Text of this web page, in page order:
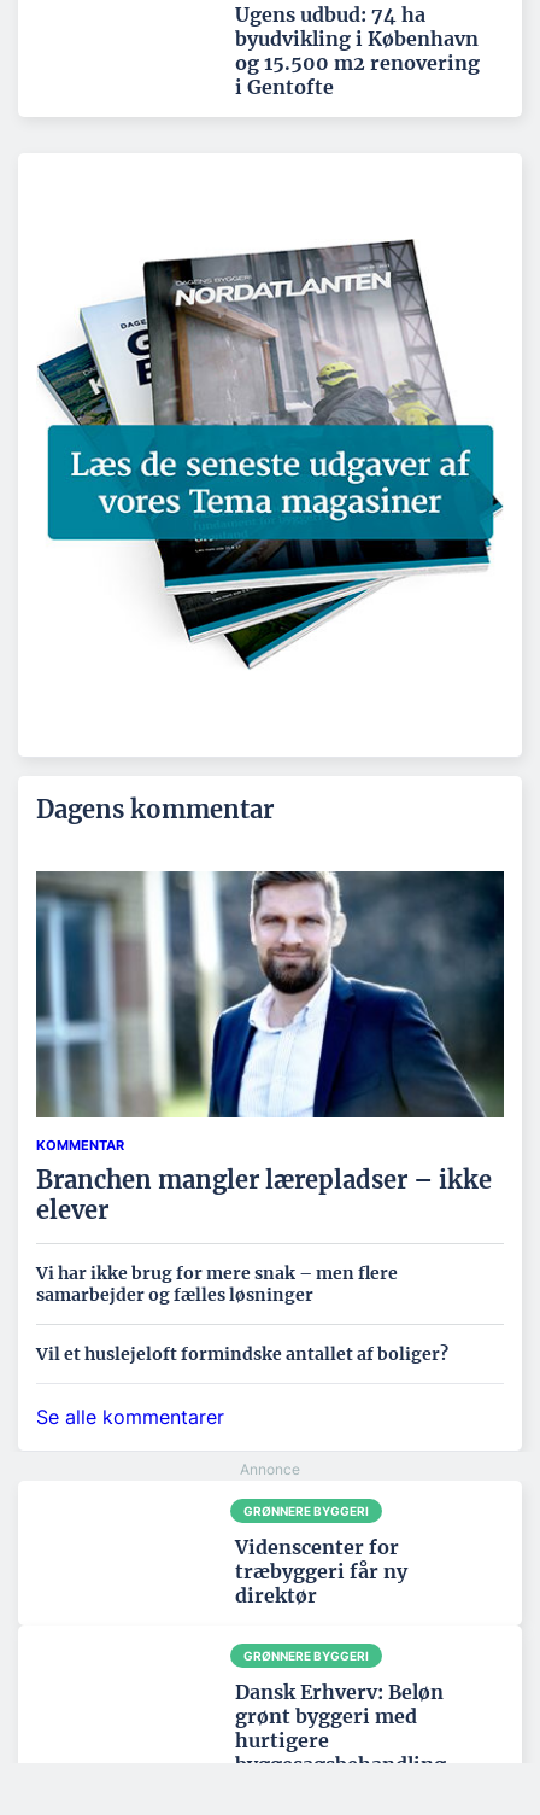
Ugens udbud: 74 ha
byudvikling i København
og 15.500 m2 renovering
i Gentofte
Dagens kommentar
KOMMENTAR
Branchen mangler lærepladser – ikke
elever
Vi har ikke brug for mere snak – men flere
samarbejder og fælles løsninger
Vil et huslejeloft formindske antallet af boliger?
Se alle kommentarer
GRØNNERE BYGGERI
Videnscenter for
træbyggeri får ny
direktør
GRØNNERE BYGGERI
Dansk Erhverv: Beløn
grønt byggeri med
hurtigere
byggesagsbehandling